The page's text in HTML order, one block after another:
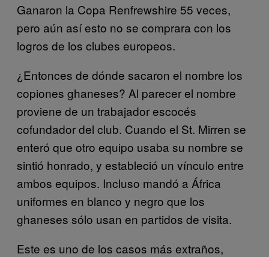
Ganaron la Copa Renfrewshire 55 veces,
pero aún así esto no se comprara con los
logros de los clubes europeos.
¿Entonces de dónde sacaron el nombre los
copiones ghaneses? Al parecer el nombre
proviene de un trabajador escocés
cofundador del club. Cuando el St. Mirren se
enteró que otro equipo usaba su nombre se
sintió honrado, y estableció un vínculo entre
ambos equipos. Incluso mandó a África
uniformes en blanco y negro que los
ghaneses sólo usan en partidos de visita.
Este es uno de los casos más extraños,